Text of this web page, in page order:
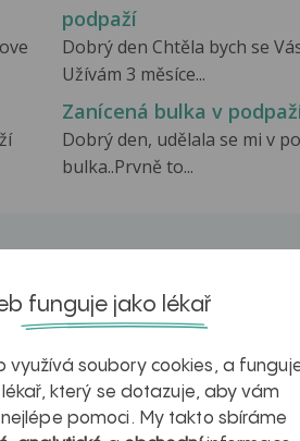
podpaží
Dobrý den Chtěla bych se
Užívám 3 měsíce...
Zanícená bulka v
Dobrý den, udělala se mi v
bulka..Prvně to...
na zdravá játra?
funguje jako lékař
využívá soubory cookies, a
který se dotazuje, aby vám
pomoci. My takto sbíráme